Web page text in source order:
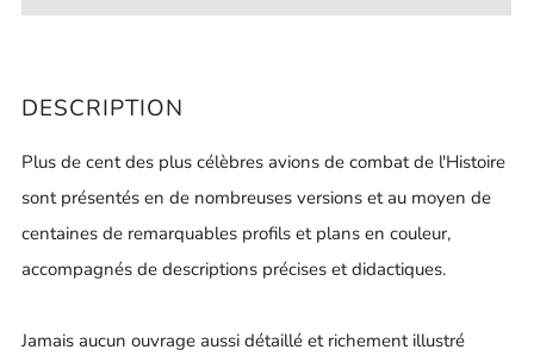
DESCRIPTION
Plus de cent des plus célèbres avions de combat de l'Histoire
sont présentés en de nombreuses versions et au moyen de
centaines de remarquables profils et plans en couleur,
accompagnés de descriptions précises et didactiques.
Jamais aucun ouvrage aussi détaillé et richement illustré